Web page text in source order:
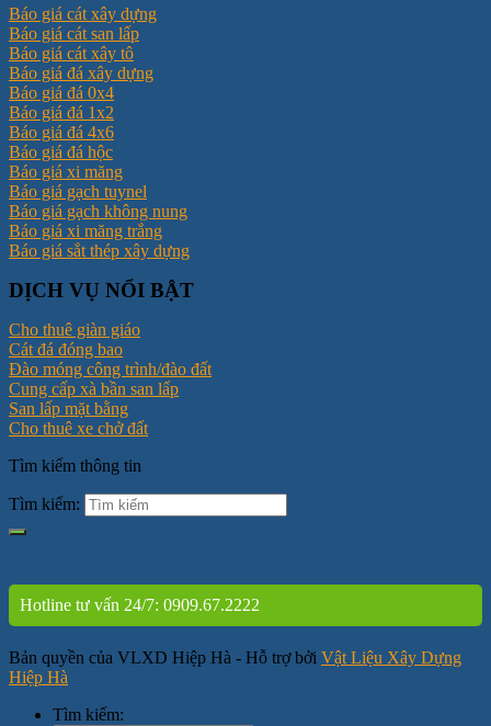
Báo giá cát xây dựng
Báo giá cát san lấp
Báo giá cát xây tô
Báo giá đá xây dựng
Báo giá đá 0x4
Báo giá đá 1x2
Báo giá đá 4x6
Báo giá đá hộc
Báo giá xi măng
Báo giá gạch tuynel
Báo giá gạch không nung
Báo giá xi măng trắng
Báo giá sắt thép xây dựng
DỊCH VỤ NỔI BẬT
Cho thuê giàn giáo
Cát đá đóng bao
Đào móng công trình/đào đất
Cung cấp xà bần san lấp
San lấp mặt bằng
Cho thuê xe chở đất
Tìm kiếm thông tin
Tìm kiếm:
Hotline tư vấn 24/7: 0909.67.2222
Bản quyền của VLXD Hiệp Hà - Hỗ trợ bởi Vật Liệu Xây Dựng
Hiệp Hà
Tìm kiếm: